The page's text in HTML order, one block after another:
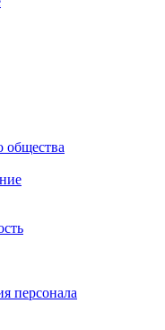
общества
персонала